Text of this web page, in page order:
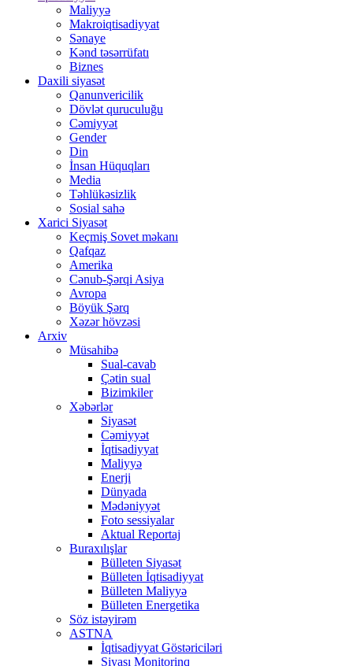
Maliyyə
Makroiqtisadiyyat
Sənaye
Kənd təsərrüfatı
Biznes
Daxili siyasət
Qanunvericilik
Dövlət quruculuğu
Cəmiyyət
Gender
Din
İnsan Hüquqları
Media
Təhlükəsizlik
Sosial sahə
Xarici Siyasət
Keçmiş Sovet məkanı
Qafqaz
Amerika
Cənub-Şərqi Asiya
Avropa
Böyük Şərq
Xəzər hövzəsi
Arxiv
Müsahibə
Sual-cavab
Çətin sual
Bizimkiler
Xəbərlər
Siyasət
Cəmiyyət
İqtisadiyyat
Maliyyə
Enerji
Dünyada
Mədəniyyət
Foto sessiyalar
Aktual Reportaj
Buraxılışlar
Bülleten Siyasət
Bülleten İqtisadiyyat
Bülleten Maliyyə
Bülleten Energetika
Söz istəyirəm
ASTNA
İqtisadiyyat Göstəriciləri
Siyası Monitorinq